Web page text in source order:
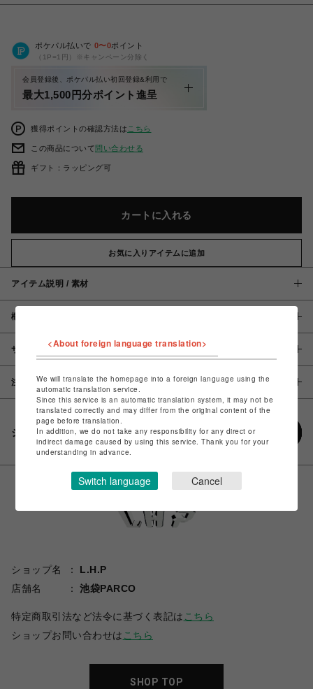
ポケパル払いで 0〜0ポイント
（1P=1円）※キャンペーン分除く
会員登録後、ポケパル払い初回登録&利用で
最大1,500円分ポイント進呈
獲得ポイントの確認方法は こちら
この商品について問い合わせる
ギフト：ラッピング可
カートに入れる
お気に入りアイテムに追加
アイテム説明 / 素材
概要
サイズ
注意事項
シェアする
ショップ名
L.H.P
店舗名
池袋PARCO
特定商取引法など法令に基づく表記は こちら
ショップお問い合わせは こちら
SHOP TOP
<About foreign language translation>
We will translate the homepage into a foreign language using the
automatic translation service.
Since this service is an automatic translation system, it may not be
translated correctly and may differ from the original content of the
page before translation.
In addition, we do not take any responsibility for any direct or
indirect damage caused by using this service. Thank you for your
understanding in advance.
Switch language Cancel